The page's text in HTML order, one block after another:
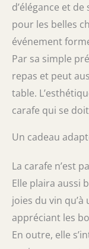
d’élégance et
pour les belles
événement
Par sa simple
repas et peut
table.
carafe qui se
Un cadeau
La carafe n’est
Elle plaira aussi
joies du vin
appréciant les
En outre, elle